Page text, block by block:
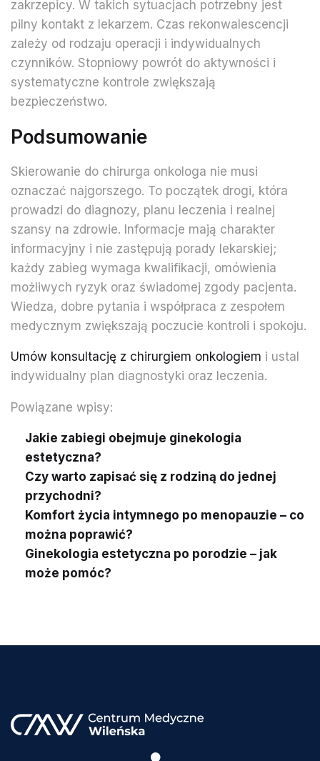
zakrzepicy. W takich sytuacjach potrzebny jest
pilny kontakt z lekarzem. Czas rekonwalescencji
zależy od rodzaju operacji i indywidualnych
czynników. Stopniowy powrót do aktywności i
systematyczne kontrole zwiększają
bezpieczeństwo.
Podsumowanie
Skierowanie do chirurga onkologa nie musi
oznaczać najgorszego. To początek drogi, która
prowadzi do diagnozy, planu leczenia i realnej
szansy na zdrowie. Informacje mają charakter
informacyjny i nie zastępują porady lekarskiej;
każdy zabieg wymaga kwalifikacji, omówienia
możliwych ryzyk oraz świadomej zgody pacjenta.
Wiedza, dobre pytania i współpraca z zespołem
medycznym zwiększają poczucie kontroli i spokoju.
Umów konsultację z chirurgiem onkologiem i ustal
indywidualny plan diagnostyki oraz leczenia.
Powiązane wpisy:
Jakie zabiegi obejmuje ginekologia
estetyczna?
Czy warto zapisać się z rodziną do jednej
przychodni?
Komfort życia intymnego po menopauzie – co
można poprawić?
Ginekologia estetyczna po porodzie – jak
może pomóc?